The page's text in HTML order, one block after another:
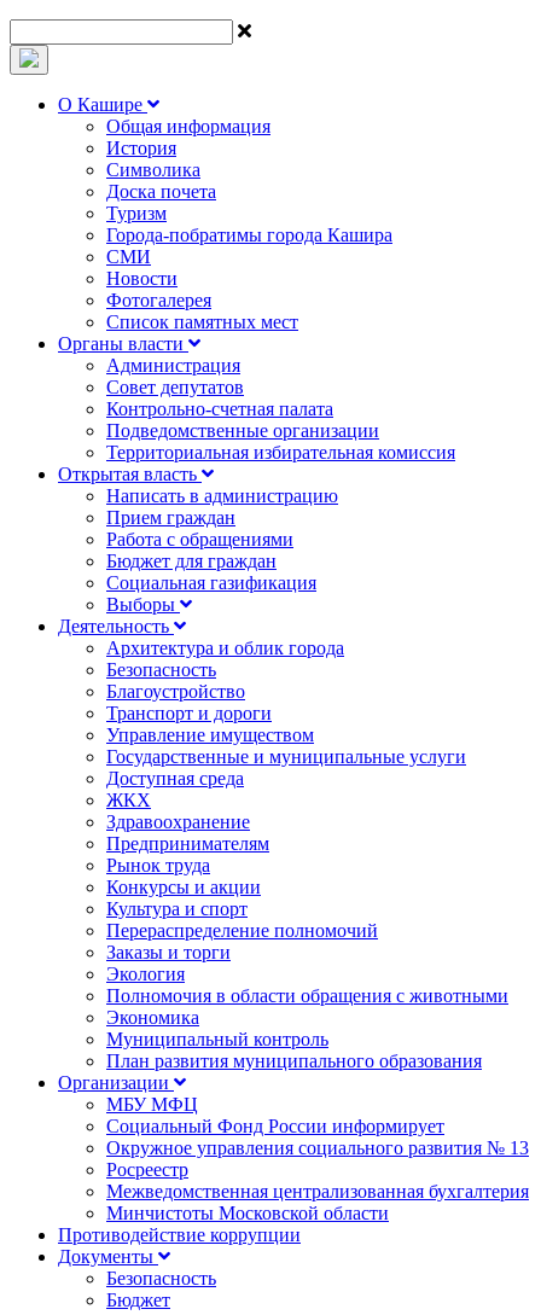
О Кашире
Общая информация
История
Символика
Доска почета
Туризм
Города-побратимы города Кашира
СМИ
Новости
Фотогалерея
Список памятных мест
Органы власти
Администрация
Совет депутатов
Контрольно-счетная палата
Подведомственные организации
Территориальная избирательная комиссия
Открытая власть
Написать в администрацию
Прием граждан
Работа с обращениями
Бюджет для граждан
Социальная газификация
Выборы
Деятельность
Архитектура и облик города
Безопасность
Благоустройство
Транспорт и дороги
Управление имуществом
Государственные и муниципальные услуги
Доступная среда
ЖКХ
Здравоохранение
Предпринимателям
Рынок труда
Конкурсы и акции
Культура и спорт
Перераспределение полномочий
Заказы и торги
Экология
Полномочия в области обращения с животными
Экономика
Муниципальный контроль
План развития муниципального образования
Организации
МБУ МФЦ
Социальный Фонд России информирует
Окружное управления социального развития № 13
Росреестр
Межведомственная централизованная бухгалтерия
Минчистоты Московской области
Противодействие коррупции
Документы
Безопасность
Бюджет